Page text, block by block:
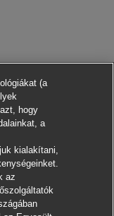
(a
hogy
a
kialakítani,
az